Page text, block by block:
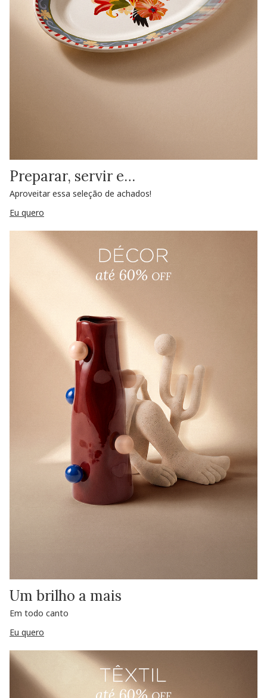
Preparar, servir e…
Aproveitar essa seleção de achados!
Eu quero
Um brilho a mais
Em todo canto
Eu quero